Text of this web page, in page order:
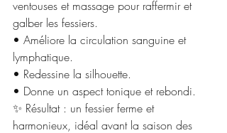
ventouses et massage pour raffermir et
galber les fessiers.
• Améliore la circulation sanguine et
lymphatique.
• Redessine la silhouette.
• Donne un aspect tonique et rebondi.
✨ Résultat : un fessier ferme et
harmonieux, idéal avant la saison des